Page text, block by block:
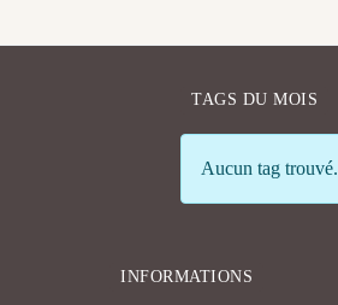
TAGS DU MOIS
Info
Aucun tag trouvé.
INFORMATIONS